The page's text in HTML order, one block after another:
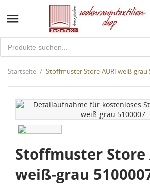

Startseite Stoffmuster Store AURI weiß-grau
Stoffmuster Store
weiß-grau